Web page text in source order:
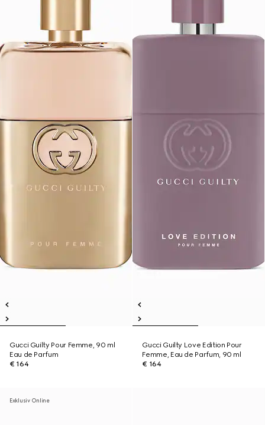
Gucci Guilty Pour Femme, 90 ml
Eau de Parfum
€ 164
Gucci Guilty Love Edition Pour
Femme, Eau de Parfum, 90 ml
€ 164
Exklusiv Online